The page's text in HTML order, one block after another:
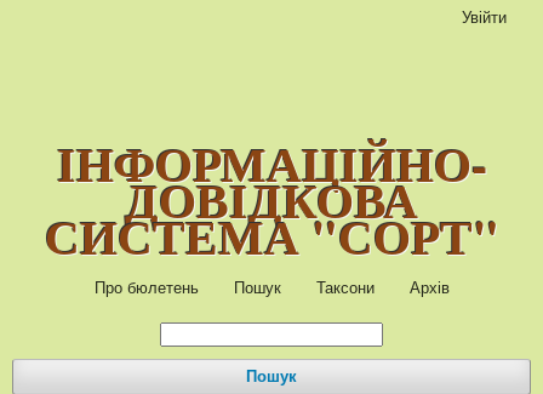
ІНФОРМАЦІЙНО-
ДОВІДКОВА
СИСТЕМА "СОРТ"
Про бюлетень Пошук Таксони Архів
Пошук
Увійти